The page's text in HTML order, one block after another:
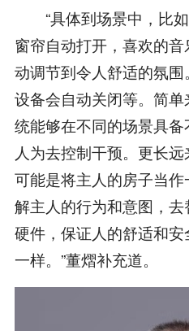
“具体到场景中，比如
窗帘自动打开，喜欢的
动调节到令人舒适的氛
设备会自动关闭等。简
统能够在不同的场景具
人为去控制干预。更长
可能是将主人的房子当作
解主人的行为和意图，
硬件，保证人的舒适和
一样。”董熠补充道。